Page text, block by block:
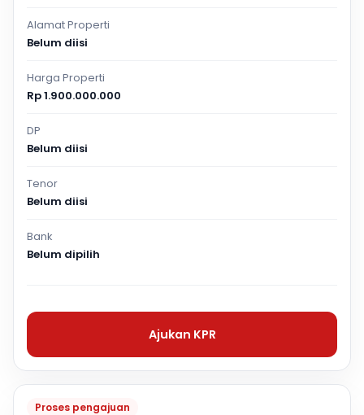
Proses pengajuan
Alamat Properti
Belum diisi
Harga Properti
Rp 1.900.000.000
DP
Belum diisi
Tenor
Belum diisi
Bank
Belum dipilih
Ajukan KPR